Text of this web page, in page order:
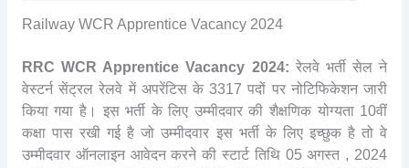
Railway WCR Apprentice Vacancy 2024
RRC WCR Apprentice Vacancy 2024: रेलवे भर्ती सेल ने
वेस्टर्न सेंट्रल रेलवे में अपरेंटिस के 3317 पदों पर नोटिफिकेशन जारी
किया गया है। इस भर्ती के लिए उम्मीदवार की शैक्षणिक योग्यता 10वीं
कक्षा पास रखी गई है जो उम्मीदवार इस भर्ती के लिए इच्छुक है तो वे
उम्मीदवार ऑनलाइन आवेदन करने की स्टार्ट तिथि 05 अगस्त , 2024